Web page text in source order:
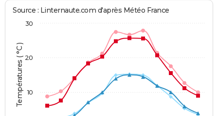
Températures ( °C )
Source : Linternaute.com d'après Météo France
10
20
30